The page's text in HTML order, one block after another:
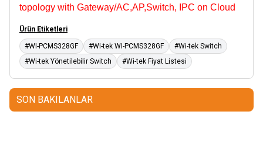
topology with Gateway/AC,AP,Switch, IPC on Cloud
Ürün Etiketleri
#WI-PCMS328GF #Wi-tek WI-PCMS328GF
#Wi-tek Switch
#Wi-tek Yönetilebilir Switch
#Wi-tek Fiyat Listesi
SON BAKILANLAR